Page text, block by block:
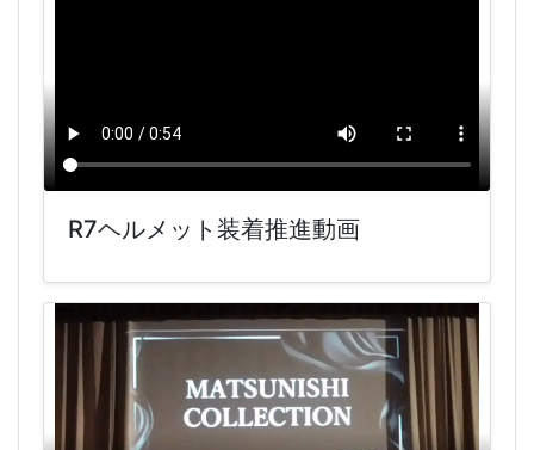
R7ヘルメット装着推進動画